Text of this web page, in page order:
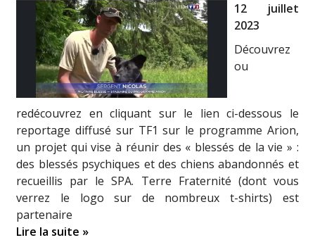
12 juillet
2023
Découvrez
ou
redécouvrez en cliquant sur le lien ci-dessous le
reportage diffusé sur TF1 sur le programme Arion,
un projet qui vise à réunir des « blessés de la vie » :
des blessés psychiques et des chiens abandonnés et
recueillis par le SPA. Terre Fraternité (dont vous
verrez le logo sur de nombreux t-shirts) est
partenaire
Lire la suite »